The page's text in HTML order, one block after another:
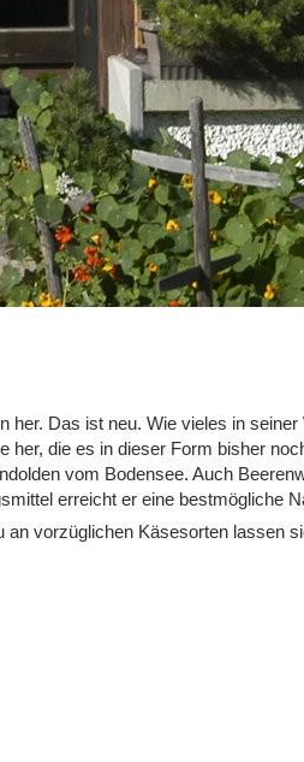
Das ist neu. Wie vieles in seiner
die es in dieser Form bisher
vom Bodensee. Auch
erreicht er eine bestmögliche
vorzüglichen Käsesorten lassen